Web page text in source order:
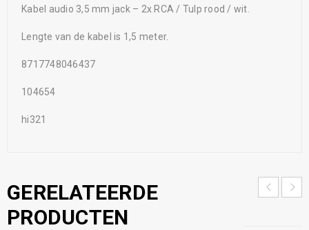
Kabel audio 3,5 mm jack – 2x RCA / Tulp rood / wit.
Lengte van de kabel is 1,5 meter.
8717748046437
104654
hi321
GERELATEERDE
PRODUCTEN